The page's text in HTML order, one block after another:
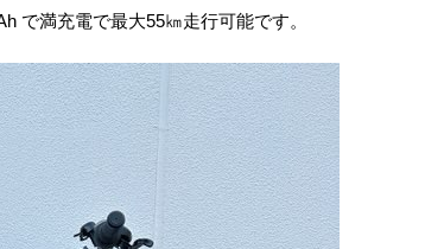
で満充電で最大55㎞走行可能です。